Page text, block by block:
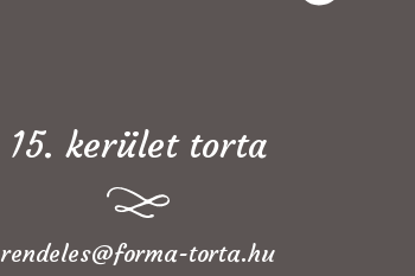
15. kerület torta
rendeles@forma-torta.hu